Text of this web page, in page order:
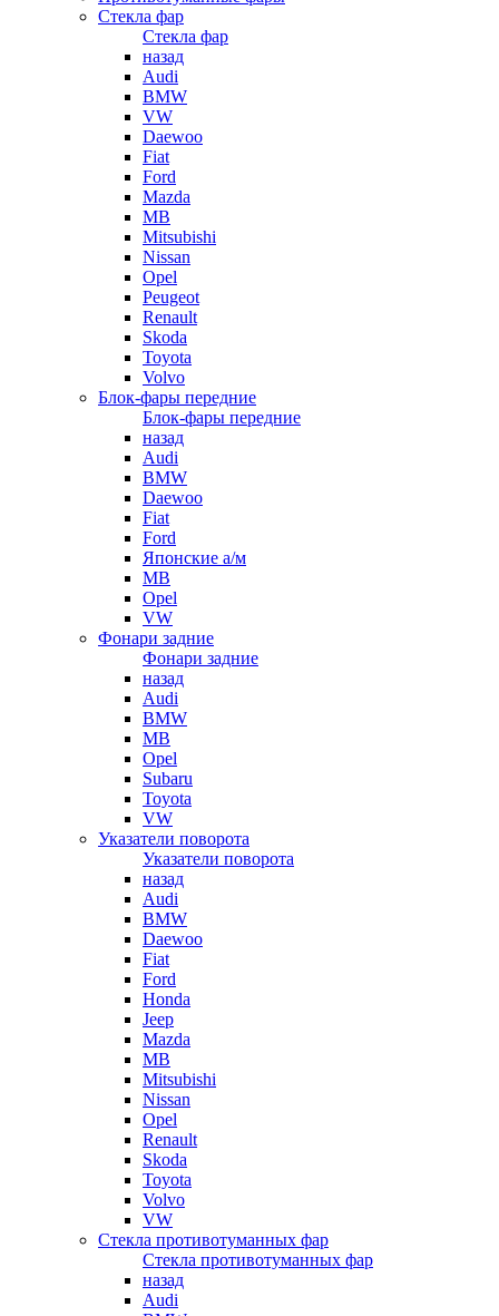
Стекла фар
Стекла фар
назад
Audi
BMW
VW
Daewoo
Fiat
Ford
Mazda
MB
Mitsubishi
Nissan
Opel
Peugeot
Renault
Skoda
Toyota
Volvo
Блок-фары передние
Блок-фары передние
назад
Audi
BMW
Daewoo
Fiat
Ford
Японские а/м
MB
Opel
VW
Фонари задние
Фонари задние
назад
Audi
BMW
MB
Opel
Subaru
Toyota
VW
Указатели поворота
Указатели поворота
назад
Audi
BMW
Daewoo
Fiat
Ford
Honda
Jeep
Mazda
MB
Mitsubishi
Nissan
Opel
Renault
Skoda
Toyota
Volvo
VW
Стекла противотуманных фар
Стекла противотуманных фар
назад
Audi